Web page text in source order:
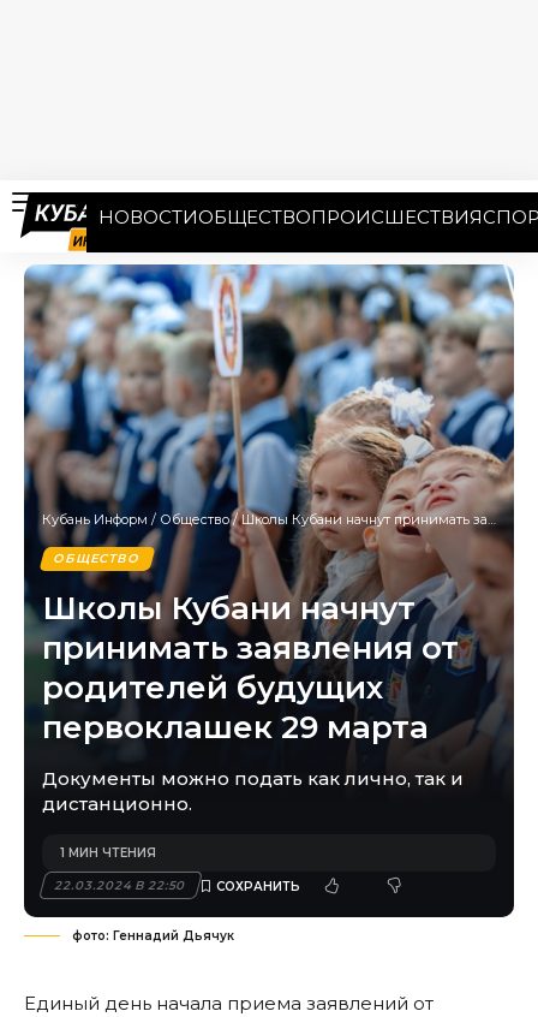
НОВОСТИОБЩЕСТВОПРОИСШЕСТВИЯ
Кубань Информ / Общество/Школы Кубани начнут принимать заявления от родителей будущих первоклашек 29 марта
ОБЩЕСТВО
Школы Кубани начнут
принимать заявления от
родителей будущих
первоклашек 29 марта
Документы можно подать как лично, так и
дистанционно.
22.03.2024 В 22:50
1 МИН ЧТЕНИЯ
фото: Геннадий Дьячук
Единый день начала приема заявлений от